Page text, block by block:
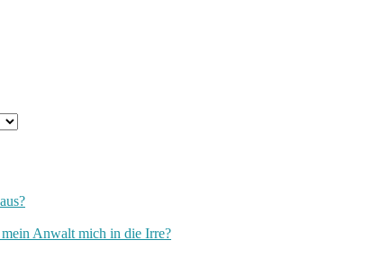
Anwalt mich in die Irre?